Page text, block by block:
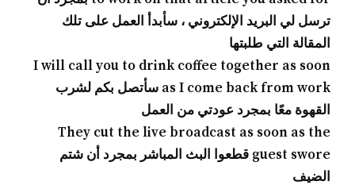
ترسل لي البريد الإلكتروني ، سأبدأ العمل على تلك
المقالة التي طلبتها
I will call you to drink coffee together as soon
as I come back from work سأتصل بكم لشرب
القهوة معًا بمجرد عودتي من العمل
They cut the live broadcast as soon as the
guest swore قطعوا البث المباشر بمجرد أن شتم
الضيف